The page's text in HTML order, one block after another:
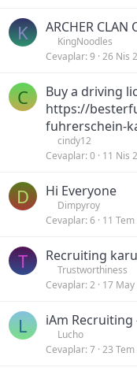
K ARCHER CLAN
KingNoodles
Cevaplar 9 26 Nis
C
Buy a driving
https://
fuhrerschein-
cindy12
Cevaplar 0 11 Nis
D Hi Everyone
Dimpyroy
Cevaplar 6 11
T Recruiting
Trustworthiness
Cevaplar 2 17 May
L iAm
Lucho
Cevaplar 7 23